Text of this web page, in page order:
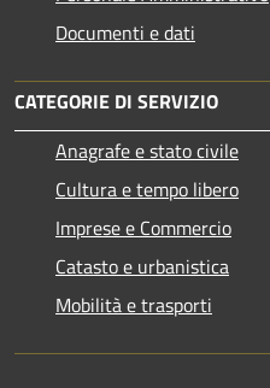
Documenti e dati
CATEGORIE DI SERVIZIO
Anagrafe e stato civile
Cultura e tempo libero
Imprese e Commercio
Catasto e urbanistica
Mobilità e trasporti